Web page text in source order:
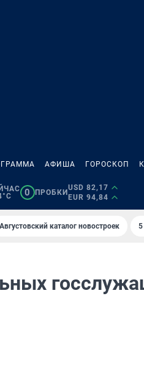
АФИША ГОРОСКОП
0 ПРОБКИ
USD 82,17
EUR 94,84
Августовский каталог новостроек